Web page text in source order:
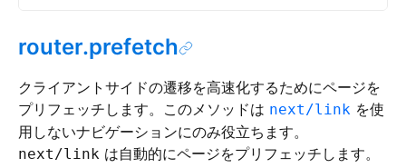
router.prefetch
クライアントサイドの遷移を高速化するためにページを
プリフェッチします。このメソッドは next/link を使
用しないナビゲーションにのみ役立ちます。
next/link は自動的にページをプリフェッチします。